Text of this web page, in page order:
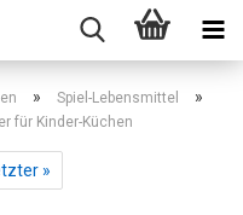
» Spiel-Lebensmittel »
für Kinder-Küchen
»